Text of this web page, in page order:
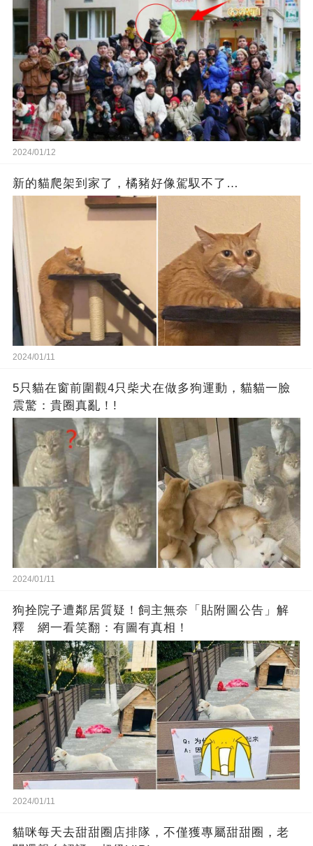
2024/01/12
新的貓爬架到家了，橘豬好像駕馭不了…
2024/01/11
5只貓在窗前圍觀4只柴犬在做多狗運動，貓貓一臉
震驚：貴圈真亂！!
2024/01/11
狗拴院子遭鄰居質疑！飼主無奈「貼附圖公告」解
釋 網一看笑翻：有圖有真相！
2024/01/11
貓咪每天去甜甜圈店排隊，不僅獲專屬甜甜圈，老